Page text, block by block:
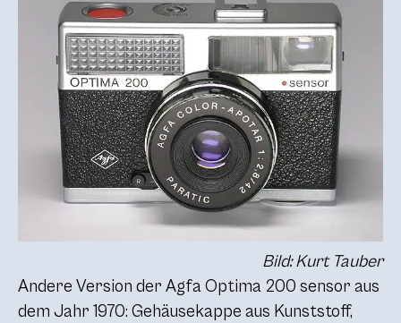
Bild: Kurt Tauber
Andere Version der Agfa Optima 200 sensor aus
dem Jahr 1970: Gehäusekappe aus Kunststoff,